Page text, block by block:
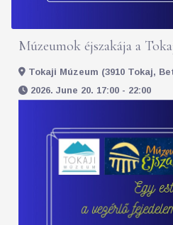
Múzeumok éjszakája a
Tokaji Múzeum (3910 Tokaj,
2026. June 20. 17:00 - 22:00